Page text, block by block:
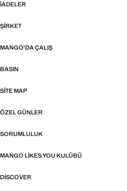
İADELER
ŞIRKET
MANGO'DA ÇALIŞ
BASIN
SITE MAP
ÖZEL GÜNLER
SORUMLULUK
MANGO LIKES YOU KULÜBÜ
DISCOVER